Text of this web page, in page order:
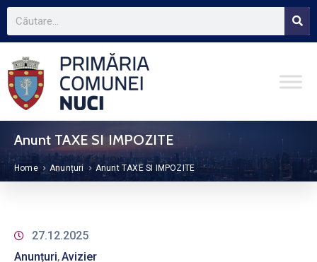
Anunt TAXE SI IMPOZITE
Home Anunțuri Anunt TAXE SI IMPOZITE
27.12.2025
Anunțuri‚Avizier